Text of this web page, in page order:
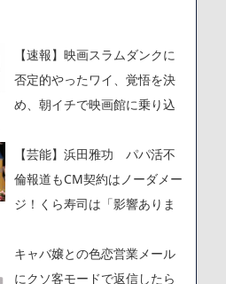
【速報】映画スラムダンクに
否定的やったワイ、覚悟を決
め、朝イチで映画館に乗り込
【芸能】浜田雅功 パパ活不
倫報道もCM契約はノーダメー
ジ！くら寿司は「影響ありま
キャバ嬢との色恋営業メール
にクソ客モードで返信したら